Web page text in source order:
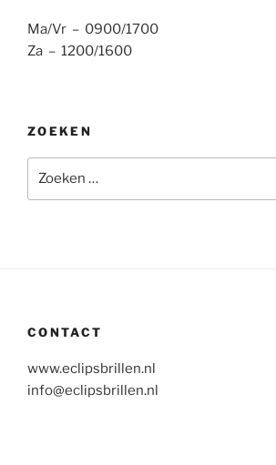
Ma/Vr – 0900/1700
Za – 1200/1600
ZOEKEN
naar:
CONTACT
www.eclipsbrillen.nl
info@eclipsbrillen.nl